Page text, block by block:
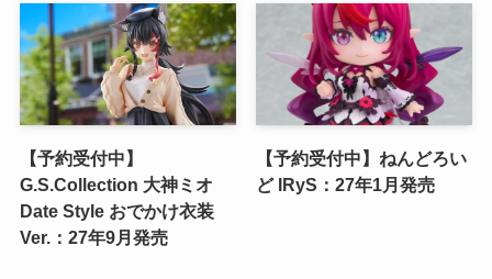
【予約受付中】
G.S.Collection 大神ミオ
Date Style おでかけ衣装
Ver.：27年9月発売
【予約受付中】ねんどろい
ど IRyS：27年1月発売